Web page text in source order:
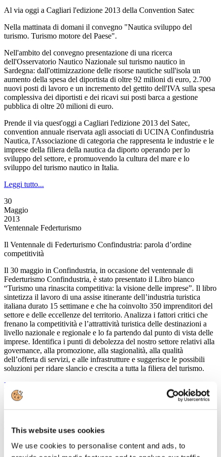
This website uses cookies
We use cookies to personalise content and ads, to
Al via oggi a Cagliari l'edizione 2013 della Convention Satec
Nella mattinata di domani il convegno "Nautica sviluppo del
turismo. Turismo motore del Paese".
Nell'ambito del convegno presentazione di una ricerca
dell'Osservatorio Nautico Nazionale sul turismo nautico in
Sardegna: dall'ottimizzazione delle risorse nautiche sull'isola un
aumento della spesa del diportista di oltre 92 milioni di euro, 2.700
nuovi posti di lavoro e un incremento del gettito dell'IVA sulla spesa
complessiva dei diportisti e dei ricavi sui posti barca a gestione
pubblica di oltre 20 milioni di euro.
Prende il via quest'oggi a Cagliari l'edizione 2013 del Satec,
convention annuale riservata agli associati di UCINA Confindustria
Nautica, l'Associazione di categoria che rappresenta le industrie e le
imprese della filiera della nautica da diporto operando per lo
sviluppo del settore, e promuovendo la cultura del mare e lo
sviluppo del turismo nautico in Italia.
Leggi tutto...
30
Maggio
2013
Ventennale Federturismo
Il Ventennale di Federturismo Confindustria: parola d’ordine
competitività
Il 30 maggio in Confindustria, in occasione del ventennale di
Federturismo Confindustria, è stato presentato il Libro bianco
“Turismo una rinascita competitiva: la visione delle imprese”. Il libro
sintetizza il lavoro di una assise itinerante dell’industria turistica
italiana durato 15 settimane e che ha coinvolto 350 imprenditori del
settore e delle eccellenze del territorio. Analizza i fattori critici che
frenano la competitività e l’attrattività turistica delle destinazioni a
livello nazionale e regionale e lo fa partendo dal punto di vista delle
imprese. Identifica i punti di debolezza del nostro settore relativi alla
governance, alla promozione, alla stagionalità, alla qualità
dell’offerta di servizi, e alle infrastrutture e suggerisce le possibili
soluzioni per ridare slancio e crescita a tutta la filiera del turismo.
Leggi tutto...
Confindustria Nord Sardegna
Seminario sul turismo